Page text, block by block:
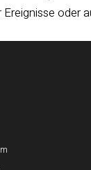
oder